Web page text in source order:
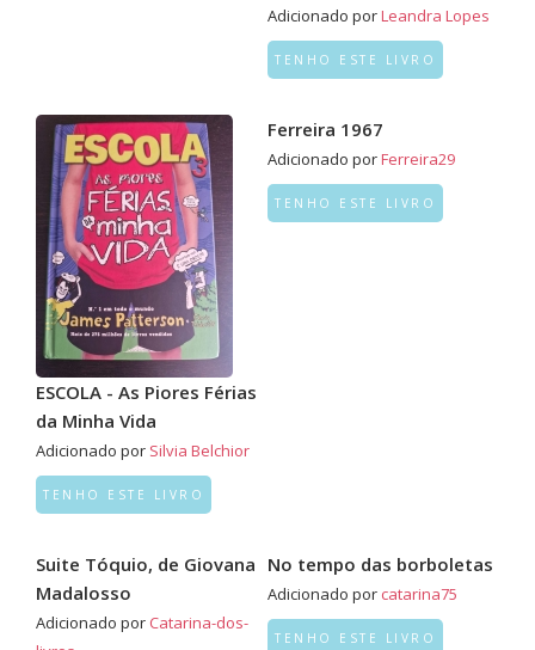
Adicionado porLeandra Lopes
TENHO ESTE LIVRO
ESCOLA - As Piores Férias
da Minha Vida
Adicionado por Silvia Belchior
TENHO ESTE LIVRO
Ferreira 1967
Adicionado porFerreira29
TENHO ESTE LIVRO
Suite Tóquio, de Giovana
Madalosso
Adicionado por Catarina-dos-
No tempo das borboletas
Adicionado por catarina75
TENHO ESTE LIVRO